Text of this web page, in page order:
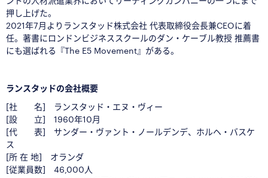
押し上げた。
2021年7月よりランスタッド株式会社 代表取締役会長兼CEOに着
任。著書にロンドンビジネススクールのダン・ケーブル教授 推薦書
にも選ばれる『The E5 Movement』がある。
ランスタッドの会社概要
[社 名] ランスタッド・エヌ・ヴィー
[設 立] 1960年10月
[代 表] サンダー・ヴァント・ノールデンデ、ホルヘ・バスケ
ス
[所 在 地] オランダ
[従業員数] 46,000人